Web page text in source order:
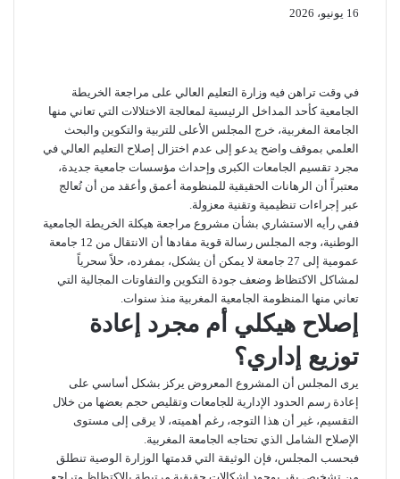
16 يونيو، 2026
ب
و
ك
ر د
ن
b
l
r
ي
ر
ي
س
ت
d
i
س
ا
ب
في وقت تراهن فيه وزارة التعليم العالي على مراجعة الخريطة
الجامعية كأحد المداخل الرئيسية لمعالجة الاختلالات التي تعاني منها
الجامعة المغربية، خرج المجلس الأعلى للتربية والتكوين والبحث
العلمي بموقف واضح يدعو إلى عدم اختزال إصلاح التعليم العالي في
مجرد تقسيم الجامعات الكبرى وإحداث مؤسسات جامعية جديدة،
معتبراً أن الرهانات الحقيقية للمنظومة أعمق وأعقد من أن تُعالج
عبر إجراءات تنظيمية وتقنية معزولة.
ففي رأيه الاستشاري بشأن مشروع مراجعة هيكلة الخريطة الجامعية
الوطنية، وجه المجلس رسالة قوية مفادها أن الانتقال من 12 جامعة
عمومية إلى 27 جامعة لا يمكن أن يشكل، بمفرده، حلاً سحرياً
لمشاكل الاكتظاظ وضعف جودة التكوين والتفاوتات المجالية التي
تعاني منها المنظومة الجامعية المغربية منذ سنوات.
إصلاح هيكلي أم مجرد إعادة
توزيع إداري؟
يرى المجلس أن المشروع المعروض يركز بشكل أساسي على
إعادة رسم الحدود الإدارية للجامعات وتقليص حجم بعضها من خلال
التقسيم، غير أن هذا التوجه، رغم أهميته، لا يرقى إلى مستوى
الإصلاح الشامل الذي تحتاجه الجامعة المغربية.
فبحسب المجلس، فإن الوثيقة التي قدمتها الوزارة الوصية تنطلق